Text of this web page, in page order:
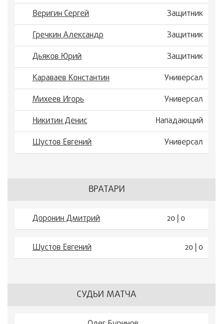
Веригин Сергей
Защитник
Гречкин Александр
Защитник
Дьяков Юрий
Защитник
Караваев Константин
Универсал
Михеев Игорь
Универсал
Никитин Денис
Нападающий
Шустов Евгений
Универсал
ВРАТАРИ
Доронин Дмитрий 20 | 0
Шустов Евгений 20 | 0
СУДЬИ МАТЧА